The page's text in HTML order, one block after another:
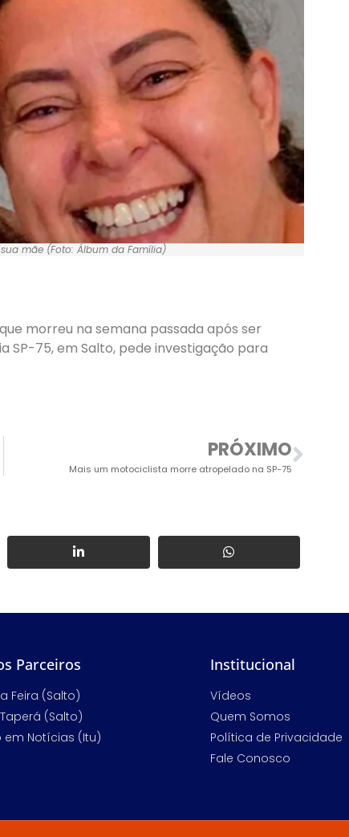
mãe (Foto: Álbum da Família)
morreu na semana passada após ser
SP-75, em Salto, pede investigação para
PRÓXIMO
Mais um motociclista morre atropelado na SP-75
Parceiros
Feira (Salto)
(Salto)
em Notícias (Itu)
Institucional
Vídeos
Quem Somos
Política de Privacidade
Fale Conosco